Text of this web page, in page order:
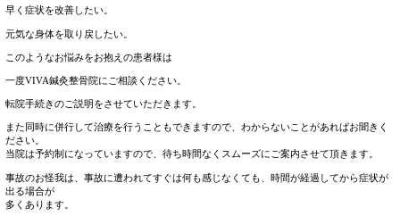
整骨院では自賠責保険、任意保険が適用されるため、病院や
負担0円で通院することが可能です。
また病院や整形に通われているかたでも途中からの転院が可
電気を当てているだけで症状が改善しない。
シップや痛み止めをもらっているが治療を満足に受けられて
早く症状を改善したい。